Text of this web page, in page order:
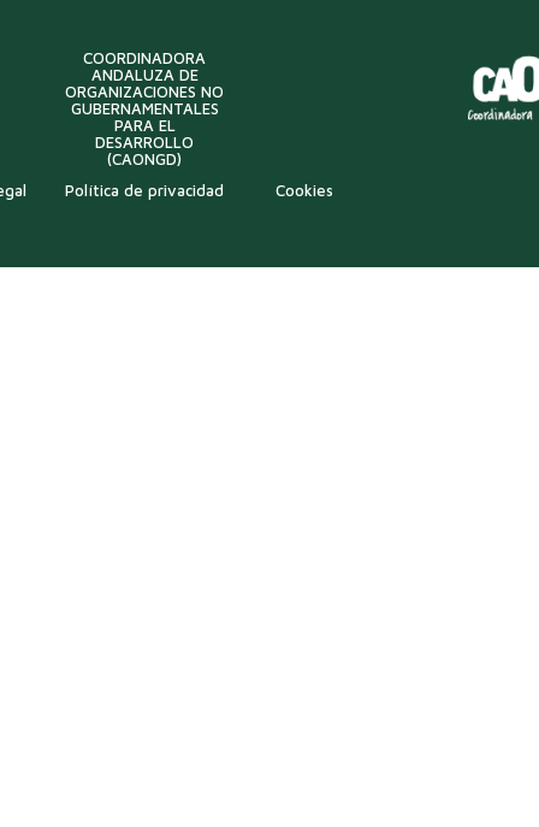
COORDINADORA
ANDALUZA DE
ORGANIZACIONES NO
GUBERNAMENTALES
PARA EL
DESARROLLO
(CAONGD)
Política de privacidad Cookies